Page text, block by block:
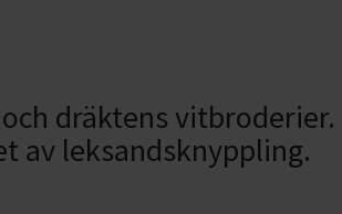
dräktens vitbroderier.
av leksandsknyppling.